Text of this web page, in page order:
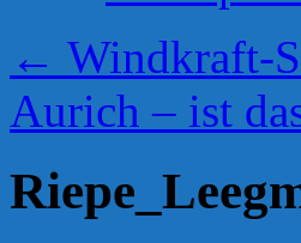
← Windkraft-
Aurich – ist